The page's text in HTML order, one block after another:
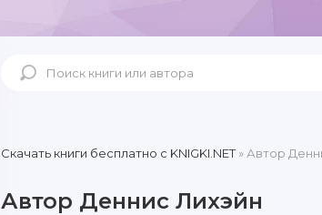
Скачать книги бесплатно c KNIGKI.NET» Автор
Автор Деннис Лихэйн